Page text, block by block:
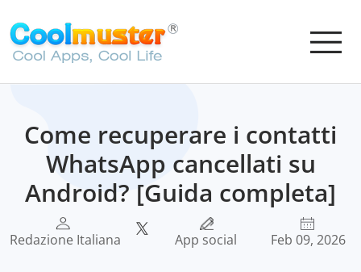
Come recuperare i contatti
WhatsApp cancellati su
Android? [Guida completa]
Redazione Italiana App social Feb 09, 2026